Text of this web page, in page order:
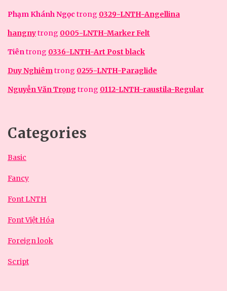
Phạm Khánh Ngọc trong 0329-LNTH-Angellina
hangnytrong 0005-LNTH-Marker Felt
Tiêntrong 0336-LNTH-Art Post black
Duy Nghiêmtrong 0255-LNTH-Paraglide
Nguyễn Văn Trọngtrong 0112-LNTH-raustila-Regular
Categories
Basic
Fancy
Font LNTH
Font Việt Hóa
Foreign look
Script